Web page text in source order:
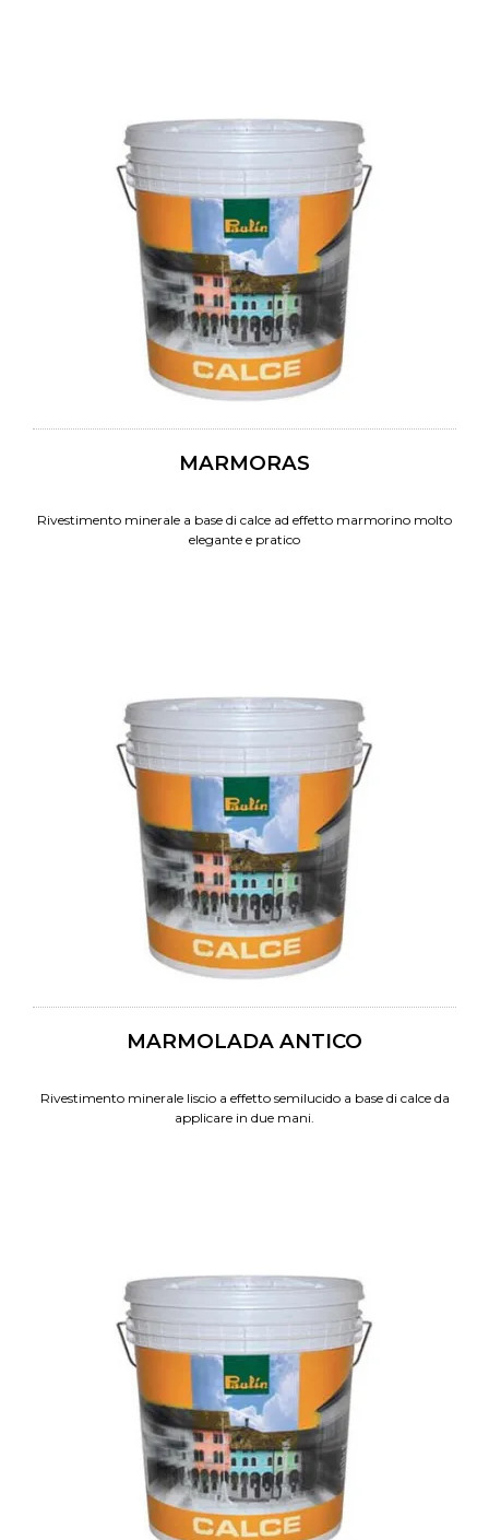
MARMORAS
Rivestimento minerale a base di calce ad effetto marmorino molto
elegante e pratico
MARMOLADA ANTICO
Rivestimento minerale liscio a effetto semilucido a base di calce da
applicare in due mani.